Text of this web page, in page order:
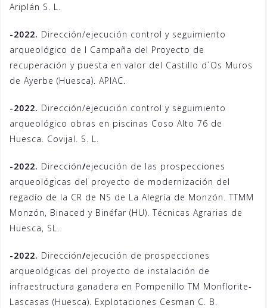
Ariplán S. L.
-2022. Dirección/ejecución control y seguimiento
arqueológico de I Campaña del Proyecto de
recuperación y puesta en valor del Castillo d´Os Muros
de Ayerbe (Huesca). APIAC.
-2022. Dirección/ejecución control y seguimiento
arqueológico obras en piscinas Coso Alto 76 de
Huesca. Covijal. S. L.
-2022. Dirección/ejecución de las prospecciones
arqueológicas del proyecto de modernización del
regadío de la CR de NS de La Alegría de Monzón. TTMM
Monzón, Binaced y Binéfar (HU). Técnicas Agrarias de
Huesca, SL.
-2022. Dirección/ejecución de prospecciones
arqueológicas del proyecto de instalación de
infraestructura ganadera en Pompenillo TM Monflorite-
Lascasas (Huesca). Explotaciones Cesman C. B.